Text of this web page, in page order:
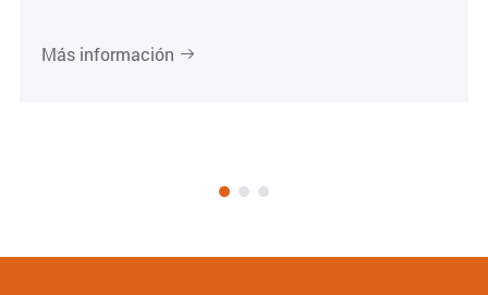
Más información 